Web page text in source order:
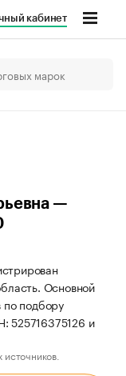
кабинет
—
Основной
по подбору
525716375126 и